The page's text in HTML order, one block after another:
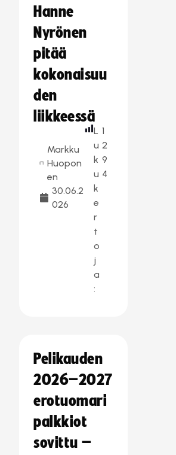
Hanne
Nyrönen
pitää
kokonaisuu
den
liikkeessä
Markku
Huopon
en
30.06.2
026
L
u
k
u
k
e
r
t
o
j
a
:
1
2
9
4
Pelikauden
2026–2027
erotuomari
palkkiot
sovittu –